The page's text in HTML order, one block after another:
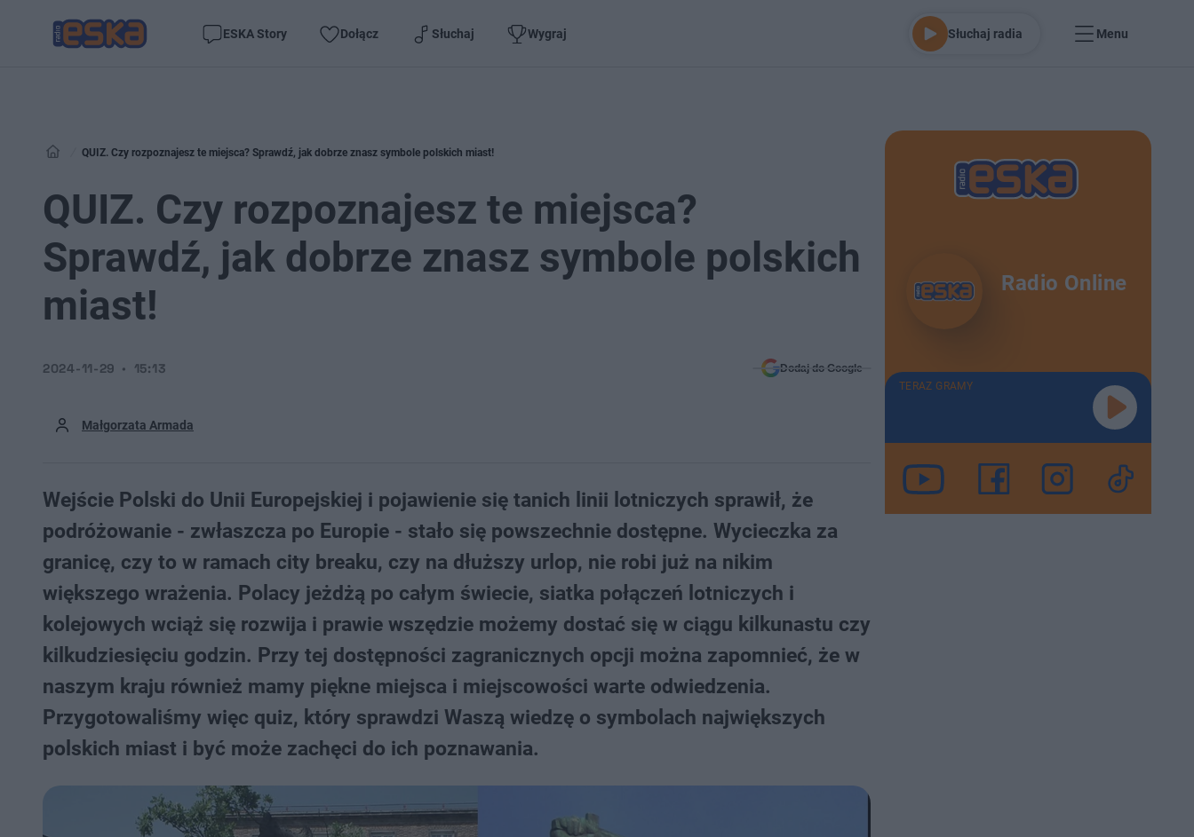
ESKA Story Dołącz Słuchaj Wygraj Słuchaj radia Menu
QUIZ. Czy rozpoznajesz te miejsca? Sprawdź, jak dobrze znasz symbole polskich miast!
QUIZ. Czy rozpoznajesz te miejsca?
Sprawdź, jak dobrze znasz symbole polskich
miast!
Małgorzata Armada
2024-11-29 15:13 Dodaj do Google
Wejście Polski do Unii Europejskiej i pojawienie się tanich linii lotniczych sprawił, że
podróżowanie - zwłaszcza po Europie - stało się powszechnie dostępne. Wycieczka za
granicę, czy to w ramach city breaku, czy na dłuższy urlop, nie robi już na nikim
większego wrażenia. Polacy jeżdżą po całym świecie, siatka połączeń lotniczych i
kolejowych wciąż się rozwija i prawie wszędzie możemy dostać się w ciągu kilkunastu czy
kilkudziesięciu godzin. Przy tej dostępności zagranicznych opcji można zapomnieć, że w
naszym kraju również mamy piękne miejsca i miejscowości warte odwiedzenia.
Przygotowaliśmy więc quiz, który sprawdzi Waszą wiedzę o symbolach największych
polskich miast i być może zachęci do ich poznawania.
Radio Online
TERAZ GRAMY